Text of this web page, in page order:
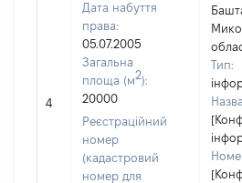
4
Дата набуття
права:
05.07.2005
Загальна
площа (м2):
20000
Реєстраційний
номер
(кадастровий
номер для
Тип: